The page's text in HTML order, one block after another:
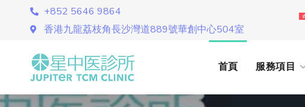
+852 5646 9864
香港九龍荔枝角長沙灣道889號華創中心504室
首頁 服務項目